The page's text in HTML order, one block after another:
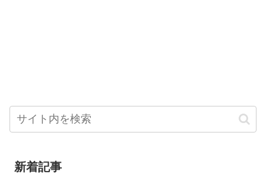
新着記事